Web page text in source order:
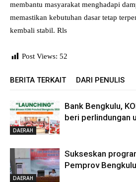
membantu masyarakat menghadapi
memastikan kebutuhan dasar tetap
kembali stabil. Rls
Post Views: 52
BERITA TERKAIT DARI PENULIS
DAERAH
Bank Bengkulu,
beri perlindungan
DAERAH
Sukseskan
Pemprov